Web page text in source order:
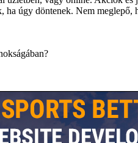
ha úgy döntenek. Nem meglepő,